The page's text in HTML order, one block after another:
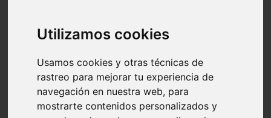
Utilizamos cookies
Usamos cookies y otras técnicas de
rastreo para mejorar tu experiencia de
navegación en nuestra web, para
mostrarte contenidos personalizados y
Teruel - sarrión
Cádiz - algodonales
Madrid - madrid
Asturias - oviedo
Cádiz - el-puerto-de-santa-maría
Asturias - aller